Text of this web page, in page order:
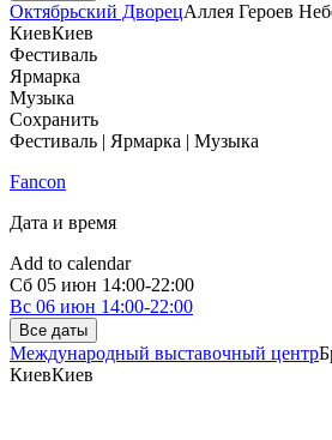
Октябрьский ДворецАллея Героев
КиевКиев
Фестиваль
Ярмарка
Музыка
Сохранить
Фестиваль | Ярмарка | Музыка
Fancon
Дата и время
Add to calendar
Сб 05 июн 14:00-22:00
Вс 06 июн 14:00-22:00
Все даты
Международный выставочный центр
КиевКиев